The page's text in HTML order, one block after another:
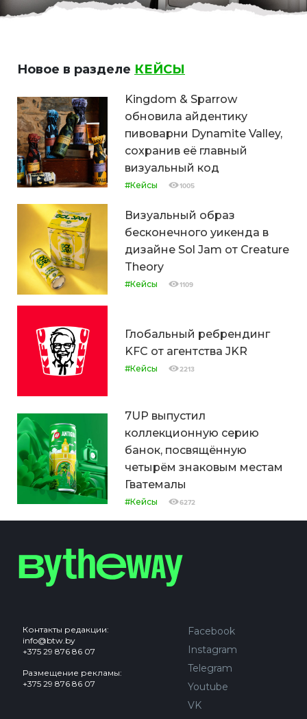
Новое в разделе КЕЙСЫ
Kingdom & Sparrow
обновила айдентику
пивоварни Dynamite Valley,
сохранив её главный
визуальный код
#Кейсы 1005
Визуальный образ
бесконечного уикенда в
дизайне Sol Jam от Creature
Theory
#Кейсы 1109
Глобальный ребрендинг
KFC от агентства JKR
#Кейсы 2213
7UP выпустил
коллекционную серию
банок, посвящённую
четырём знаковым местам
Гватемалы
#Кейсы 6272
Контакты редакции:
info@btw.by
+375 29 876 86 07
Размещение рекламы:
+375 29 876 86 07
Facebook
Instagram
Telegram
Youtube
VK